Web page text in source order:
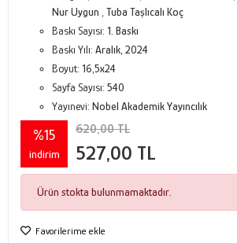
Nur Uygun
Tuba Taşlıcalı Koç
Baskı Sayısı: 1. Baskı
Baskı Yılı: Aralık, 2024
Boyut: 16,5x24
Sayfa Sayısı: 540
Yayınevi: Nobel Akademik Yayıncılık
%15
indirim
620,00 TL
527,00 TL
Ürün stokta bulunmamaktadır.
Favorilerime ekle